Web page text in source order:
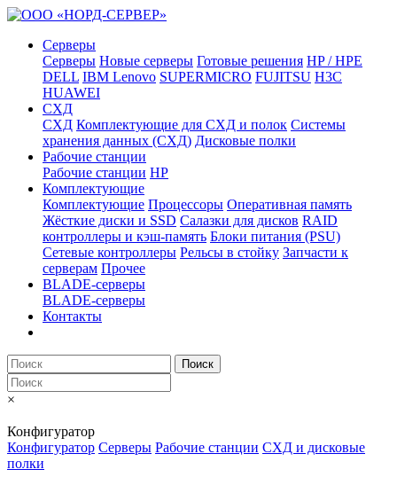
Серверы
Серверы Новые серверы Готовые решения HP / HPE
DELL IBM Lenovo SUPERMICRO FUJITSU H3C
HUAWEI
СХД
СХД Комплектующие для СХД и полок Системы
хранения данных (СХД) Дисковые полки
Рабочие станции
Рабочие станции HP
Комплектующие
Комплектующие Процессоры Оперативная память
Жёсткие диски и SSD Салазки для дисков RAID
контроллеры и кэш-память Блоки питания (PSU)
Сетевые контроллеры Рельсы в стойку Запчасти к
серверам Прочее
BLADE-серверы
BLADE-серверы
Контакты
Поиск
×
Конфигуратор
Конфигуратор Серверы Рабочие станции СХД и дисковые
полки